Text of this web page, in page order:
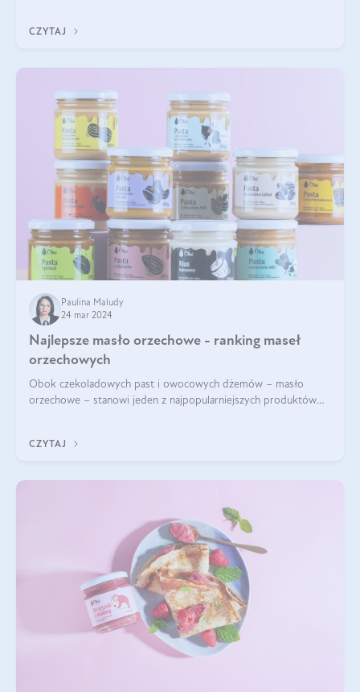
CZYTAJ
Paulina Maludy
24 mar 2024
Najlepsze masło orzechowe - ranking maseł
orzechowych
Obok czekoladowych past i owocowych dżemów – masło
orzechowe – stanowi jeden z najpopularniejszych produktów
CZYTAJ